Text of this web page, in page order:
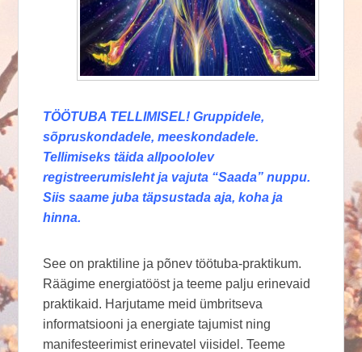
TÖÖTUBA TELLIMISEL! Gruppidele,
sõpruskondadele, meeskondadele.
Tellimiseks täida allpoololev
registreerumisleht ja vajuta “Saada” nuppu.
Siis saame juba täpsustada aja, koha ja
hinna.
See on praktiline ja põnev töötuba-praktikum.
Räägime energiatööst ja teeme palju erinevaid
praktikaid. Harjutame meid ümbritseva
informatsiooni ja energiate tajumist ning
manifesteerimist erinevatel viisidel. Teeme